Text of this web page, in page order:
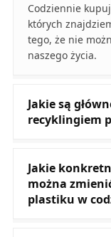
Codziennie
których
tego, że nie
naszego życia.
Jakie są
recyklingiem
Jakie
można
plastiku w